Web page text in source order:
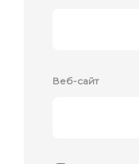
Веб-сайт